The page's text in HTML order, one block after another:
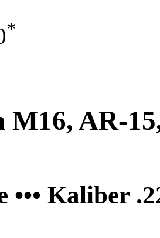
*
M16, AR-
••• Kaliber